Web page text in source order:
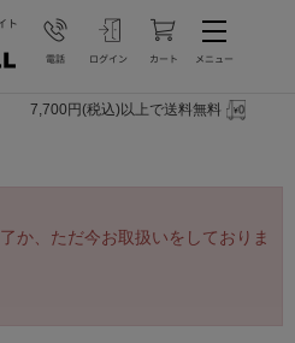
7,700円(税込)以上で送料無料
か、ただ今お取扱いをしておりま